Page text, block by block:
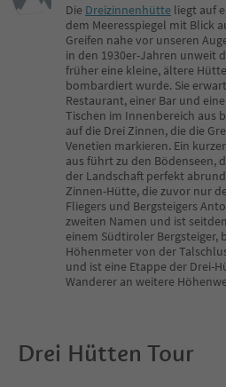
Die Dreizinnenhütte liegt auf
dem Meeresspiegel mit Blick
Greifen nahe vor unseren
in den 1930er-Jahren unweit
früher eine kleine, ältere
bombardiert wurde. Sie
Restaurant, einer Bar und
Tischen im Innenbereich aus
auf die Drei Zinnen, die die
Venetien markieren. Ein
aus führt zu den Bödenseen,
der Landschaft perfekt
Zinnen-Hütte, die zuvor nur
Fliegers und Bergsteigers
zweiten Namen und ist
einem Südtiroler Bergsteiger,
Höhenmeter von der
und ist eine Etappe der Drei-
Wanderer an weitere
Drei Hütten Tour